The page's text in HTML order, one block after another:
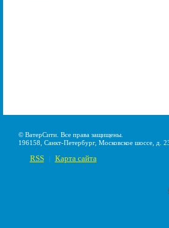
© ВатерСити. Все права защищены.
196158, Санкт-Петербург, Московское шоссе,
RSS Карта сайта